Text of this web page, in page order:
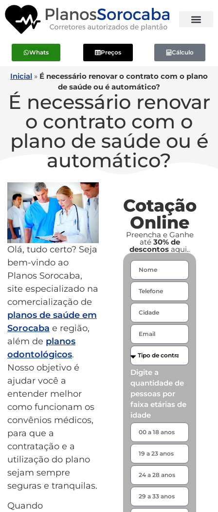
Whats Preços Cálculo
Inicial » É necessário renovar o contrato com o plano
de saúde ou é automático?
É necessário renovar
o contrato com o
plano de saúde ou é
automático?
Olá, tudo certo? Seja
bem-vindo ao
Planos Sorocaba,
site especializado na
comercialização de
planos de saúde em
Sorocaba e região,
além de planos
odontológicos.
Nosso objetivo é
ajudar você a
entender melhor
como funcionam os
convênios médicos,
para que a
contratação e a
utilização do plano
sejam sempre
seguras e tranquilas.
Quando
Cotação
Online
Preencha e Ganhe
até 30% de
descontos aqui..
Digite a
quantidade de
pessoas por
faixa etárias de
idade